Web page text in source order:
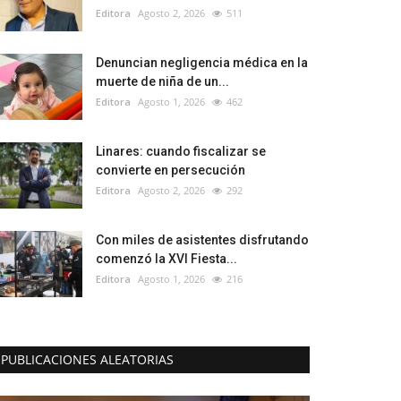
Editora Agosto 2, 2026 511
Denuncian negligencia médica en la
muerte de niña de un...
Editora Agosto 1, 2026 462
Linares: cuando fiscalizar se
convierte en persecución
Editora Agosto 2, 2026 292
Con miles de asistentes disfrutando
comenzó la XVI Fiesta...
Editora Agosto 1, 2026 216
PUBLICACIONES ALEATORIAS